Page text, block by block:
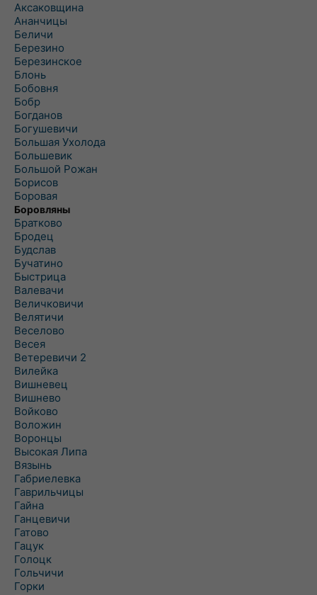
Аксаковщина
Ананчицы
Беличи
Березино
Березинское
Блонь
Бобовня
Бобр
Богданов
Богушевичи
Большая Ухолода
Большевик
Большой Рожан
Борисов
Боровая
Боровляны
Братково
Бродец
Будслав
Бучатино
Быстрица
Валевачи
Величковичи
Велятичи
Веселово
Весея
Ветеревичи 2
Вилейка
Вишневец
Вишнево
Войково
Воложин
Воронцы
Высокая Липа
Вязынь
Габриелевка
Гаврильчицы
Гайна
Ганцевичи
Гатово
Гацук
Голоцк
Гольчичи
Горки